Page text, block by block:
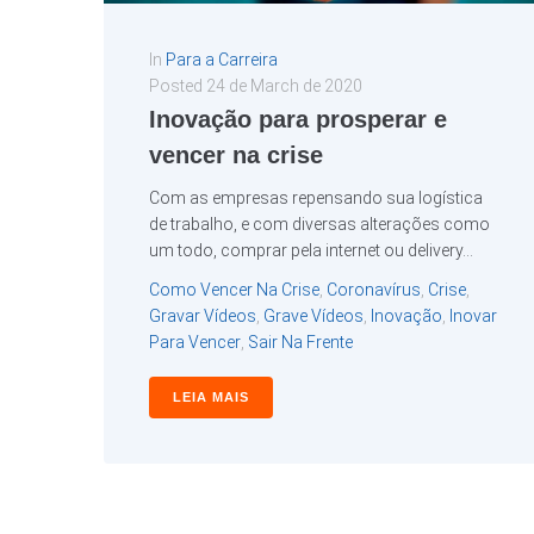
In Para a Carreira
Posted 24 de March de 2020
Inovação para prosperar e
vencer na crise
Com as empresas repensando sua logística
de trabalho, e com diversas alterações como
um todo, comprar pela internet ou delivery...
Como Vencer Na Crise Coronavírus Crise
Gravar Vídeos Grave Vídeos Inovação
Inovar
Para Vencer Sair Na Frente
LEIA MAIS